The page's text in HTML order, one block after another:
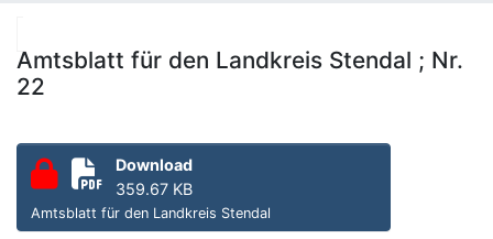
Statistiken
Amtsblatt für den Landkreis Stendal ; Nr.
22
Download
359.67 KB
Amtsblatt für den Landkreis Stendal